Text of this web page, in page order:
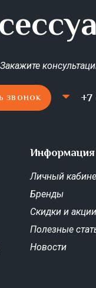
ЗВОНОК
Информация
Личный
Бренды
Скидки и акции
Полезные
Новости